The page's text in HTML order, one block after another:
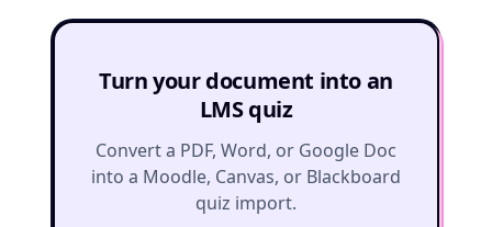
Turn your document into an
LMS quiz
Convert a PDF, Word, or Google Doc
into a Moodle, Canvas, or Blackboard
quiz import.